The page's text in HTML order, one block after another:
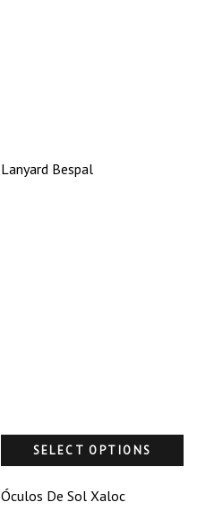
Lanyard Bespal
SELECT OPTIONS
Óculos De Sol Xaloc